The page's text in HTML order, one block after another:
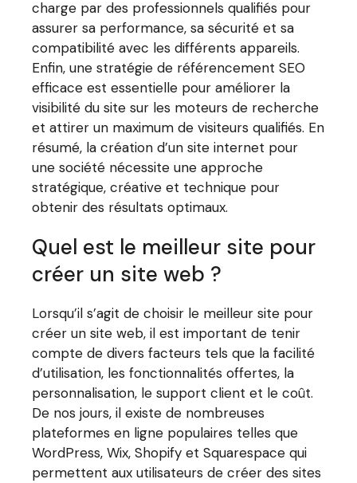
charge par des professionnels qualifiés pour
assurer sa performance, sa sécurité et sa
compatibilité avec les différents appareils.
Enfin, une stratégie de référencement SEO
efficace est essentielle pour améliorer la
visibilité du site sur les moteurs de recherche
et attirer un maximum de visiteurs qualifiés. En
résumé, la création d’un site internet pour
une société nécessite une approche
stratégique, créative et technique pour
obtenir des résultats optimaux.
Quel est le meilleur site pour
créer un site web ?
Lorsqu’il s’agit de choisir le meilleur site pour
créer un site web, il est important de tenir
compte de divers facteurs tels que la facilité
d’utilisation, les fonctionnalités offertes, la
personnalisation, le support client et le coût.
De nos jours, il existe de nombreuses
plateformes en ligne populaires telles que
WordPress, Wix, Shopify et Squarespace qui
permettent aux utilisateurs de créer des sites